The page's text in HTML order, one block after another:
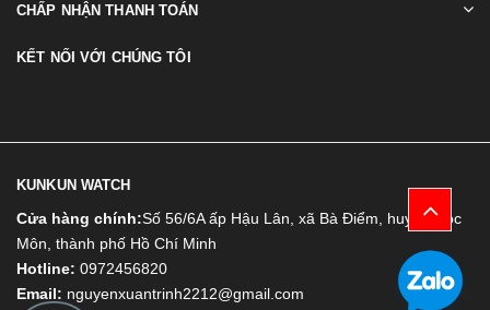
CHẤP NHẬN THANH TOÁN
KẾT NỐI VỚI CHÚNG TÔI
KUNKUN WATCH
Cửa hàng chính:Số 56/6A ấp Hậu Lân, xã Bà Điểm, huyện Hóc
Môn, thành phố Hồ Chí Minh
Hotline: 0972456820
Email: nguyenxuantrinh2212@gmail.com